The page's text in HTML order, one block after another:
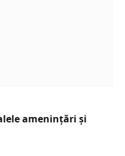
amenințări și